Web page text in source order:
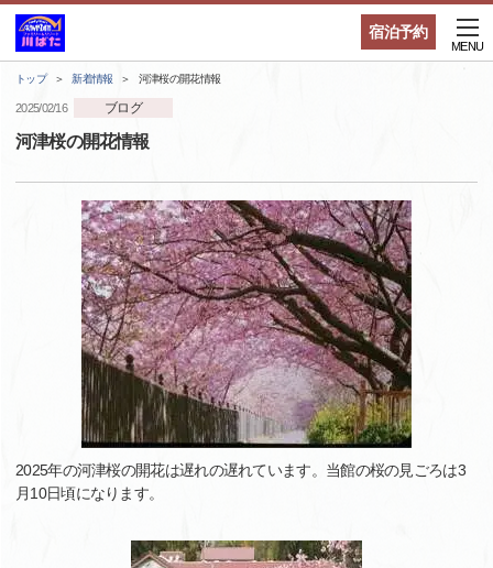
宿泊予約
MENU
トップ 新着情報 河津桜の開花情報
2025/02/16 ブログ
河津桜の開花情報
2025年の河津桜の開花は遅れの遅れています。当館の桜の見ごろは3
月10日頃になります。